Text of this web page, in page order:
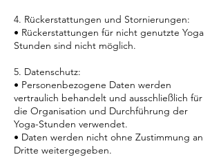
4. Rückerstattungen und Stornierungen:
• Rückerstattungen für nicht genutzte Yoga
Stunden sind nicht möglich.
5. Datenschutz:
• Personenbezogene Daten werden
vertraulich behandelt und ausschließlich für
die Organisation und Durchführung der
Yoga-Stunden verwendet.
• Daten werden nicht ohne Zustimmung an
Dritte weitergegeben.